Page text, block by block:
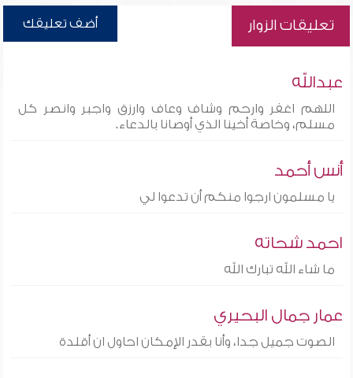
تعليقات الزوار أضف تعليقك
عبدالله
اللهم اغفر وارحم وشاف وعاف وارزق واجبر وانصر كل
مسلم، وخاصة أخينا الذي أوصانا بالدعاء.
أنس أحمد
يا مسلمون ارجوا منكم أن تدعوا لي
احمد شحاته
ما شاء الله تبارك الله
عمار جمال البحيري
الصوت جميل جدا، وأنا بقدر الإمكان احاول ان أقلدة